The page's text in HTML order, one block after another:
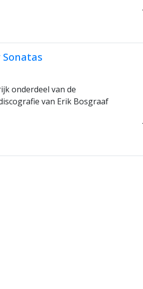
Sonatas
onderdeel van de
van Erik Bosgraaf